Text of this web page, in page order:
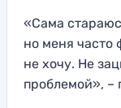
«Сама
но меня часто
не хочу. Не
проблемой», –